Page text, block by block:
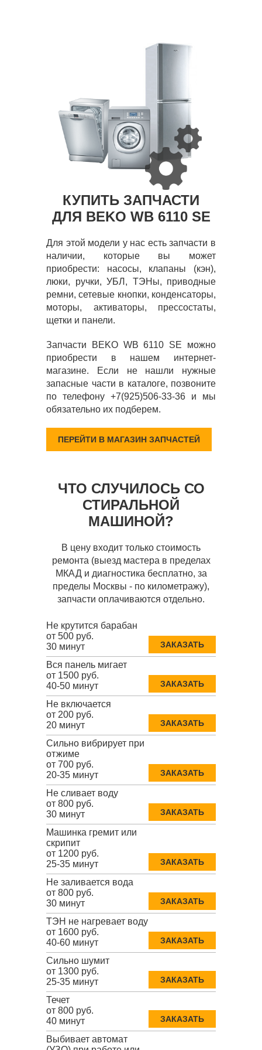
КУПИТЬ ЗАПЧАСТИ
ДЛЯ BEKO WB 6110 SE
Для этой модели у нас есть запчасти в
наличии, которые вы может
приобрести: насосы, клапаны (кэн),
люки, ручки, УБЛ, ТЭНы, приводные
ремни, сетевые кнопки, конденсаторы,
моторы, активаторы, прессостаты,
щетки и панели.
Запчасти BEKO WB 6110 SE можно
приобрести в нашем интернет-
магазине. Если не нашли нужные
запасные части в каталоге, позвоните
по телефону +7(925)506-33-36 и мы
обязательно их подберем.
ПЕРЕЙТИ В МАГАЗИН ЗАПЧАСТЕЙ
ЧТО СЛУЧИЛОСЬ СО
СТИРАЛЬНОЙ
МАШИНОЙ?
В цену входит только стоимость
ремонта (выезд мастера в пределах
МКАД и диагностика бесплатно, за
пределы Москвы - по километражу),
запчасти оплачиваются отдельно.
Не крутится барабан
от 500 руб.
30 минут
ЗАКАЗАТЬ
Вся панель мигает
от 1500 руб.
40-50 минут
ЗАКАЗАТЬ
Не включается
от 200 руб.
20 минут
ЗАКАЗАТЬ
Сильно вибрирует при
отжиме
от 700 руб.
20-35 минут
ЗАКАЗАТЬ
Не сливает воду
от 800 руб.
30 минут
ЗАКАЗАТЬ
Машинка гремит или
скрипит
от 1200 руб.
25-35 минут
ЗАКАЗАТЬ
Не заливается вода
от 800 руб.
30 минут
ЗАКАЗАТЬ
ТЭН не нагревает воду
от 1600 руб.
40-60 минут
ЗАКАЗАТЬ
Сильно шумит
от 1300 руб.
25-35 минут
ЗАКАЗАТЬ
Течет
от 800 руб.
40 минут
ЗАКАЗАТЬ
Выбивает автомат